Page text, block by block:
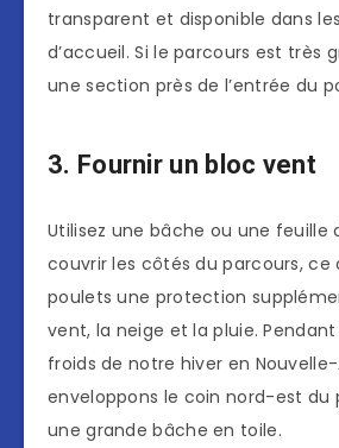
transparent et disponible dans
d’accueil. Si le parcours est très
une section près de l’entrée du
3. Fournir un bloc vent
Utilisez une bâche ou une feuille
couvrir les côtés du parcours, ce
poulets une protection
vent, la neige et la pluie.
froids de notre hiver en
enveloppons le coin nord-est du
une grande bâche en toile.